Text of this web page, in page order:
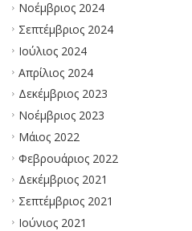
Νοέμβριος 2024
Σεπτέμβριος 2024
Ιούλιος 2024
Απρίλιος 2024
Δεκέμβριος 2023
Νοέμβριος 2023
Μάιος 2022
Φεβρουάριος 2022
Δεκέμβριος 2021
Σεπτέμβριος 2021
Ιούνιος 2021